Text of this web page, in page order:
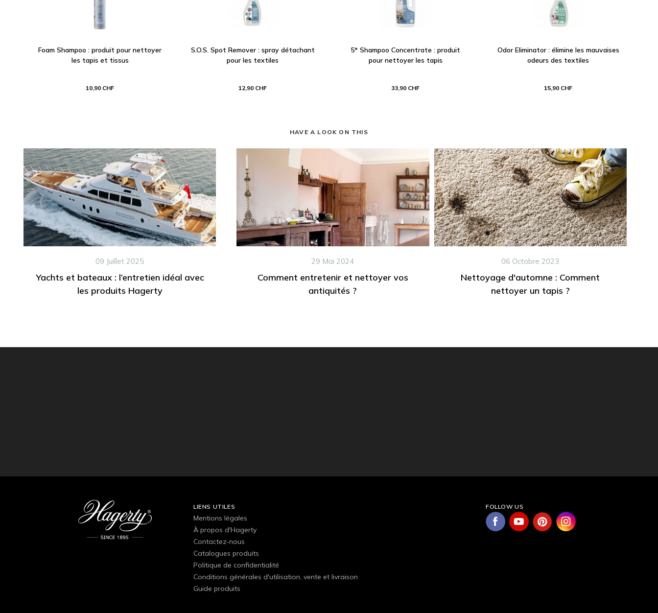
Foam Shampoo : produit pour nettoyer
les tapis et tissus
10,90 CHF
S.O.S. Spot Remover : spray détachant
pour les textiles
12,90 CHF
5* Shampoo Concentrate : produit
pour nettoyer les tapis
33,90 CHF
Odor Eliminator : élimine les mauvaises
odeurs des textiles
15,90 CHF
HAVE A LOOK ON THIS
09 Juillet 2025
Yachts et bateaux : l’entretien idéal avec
les produits Hagerty
29 Mai 2024
Comment entretenir et nettoyer vos
antiquités ?
06 Octobre 2023
Nettoyage d'automne : Comment
nettoyer un tapis ?
LIENS UTILES
Mentions légales
À propos d'Hagerty
Contactez-nous
Catalogues produits
Politique de confidentialité
Conditions générales d'utilisation, vente et livraison
Guide produits
FOLLOW US